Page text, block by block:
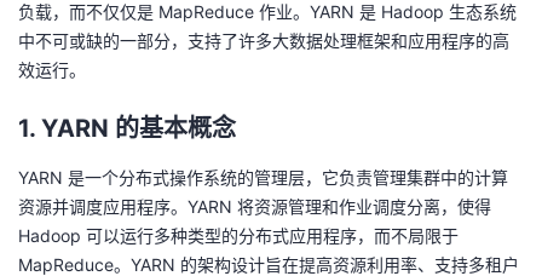
发
者
我
的
博
我
的
我
开
发
者
学
堂
的
Programs
我
的
支
持
我
负载，而不仅仅是 MapReduce 作业。YARN 是 Hadoop 生态系统
中不可或缺的一部分，支持了许多大数据处理框架和应用程序的高
效运行。
1. YARN 的基本概念
YARN 是一个分布式操作系统的管理层，它负责管理集群中的计算
资源并调度应用程序。YARN 将资源管理和作业调度分离，使得
Hadoop 可以运行多种类型的分布式应用程序，而不局限于
MapReduce。YARN 的架构设计旨在提高资源利用率、支持多租户